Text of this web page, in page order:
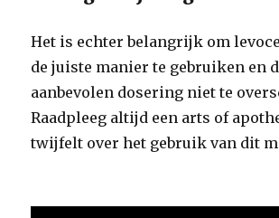
Het is echter belangrijk om
de juiste manier te gebruiken en
aanbevolen dosering niet te
Raadpleeg altijd een arts of
twijfelt over het gebruik van dit